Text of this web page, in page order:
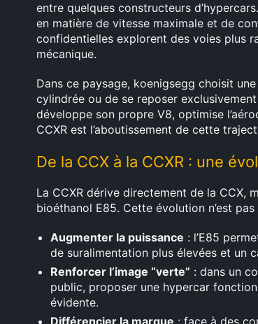
entre quelques constructeurs
en matière de vitesse maximale et de
confidentielles explorent des voies plus
mécanique.
Dans ce paysage, koenigsegg choisit
cylindrée ou de se reposer
développe son propre V8, optimise
CCXR est l’aboutissement de cette
De la CCX à la CCXR : une
La CCXR dérive directement de la CCX,
bioéthanol E85. Cette évolution n’est
Augmenter la puissance : l’E85
de suralimentation plus élevées et un
Renforcer l’image “verte” : dans un
public, proposer une hypercar
évidente.
Différencier la marque : face à des